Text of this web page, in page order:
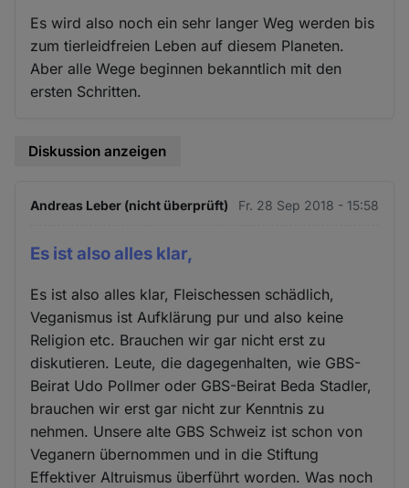
Es wird also noch ein sehr langer Weg werden bis
zum tierleidfreien Leben auf diesem Planeten.
Aber alle Wege beginnen bekanntlich mit den
ersten Schritten.
Diskussion anzeigen
Andreas Leber (nicht überprüft) Fr. 28 Sep 2018 - 15:58
Es ist also alles klar,
Es ist also alles klar, Fleischessen schädlich,
Veganismus ist Aufklärung pur und also keine
Religion etc. Brauchen wir gar nicht erst zu
diskutieren. Leute, die dagegenhalten, wie GBS-
Beirat Udo Pollmer oder GBS-Beirat Beda Stadler,
brauchen wir erst gar nicht zur Kenntnis zu
nehmen. Unsere alte GBS Schweiz ist schon von
Veganern übernommen und in die Stiftung
Effektiver Altruismus überführt worden. Was noch